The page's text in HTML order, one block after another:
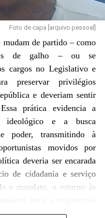
Foto de capa [arquivo pessoal]
mudam de partido – como
de galho – ou se
cargos no Legislativo e
preservar privilégios
e deveriam sentir
prática evidencia a
ideológico e a busca
poder, transmitindo à
movidos por
deveria ser encarada
de cidadania e serviço
o mandato, o retorno às